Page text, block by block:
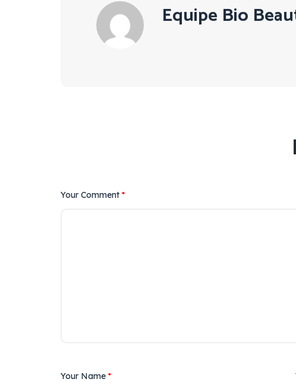
Equipe Bio
Your Comment *
Your Name *